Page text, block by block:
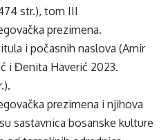
str.), tom III
prezimena.
i počasnih naslova (Amir
i Đenita Haverić 2023.
prezimena i njihova
sastavnica bosanske kulture